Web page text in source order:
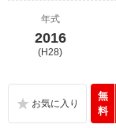
年式
2016
(H28)
無
料